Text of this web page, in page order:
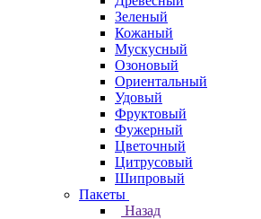
Зеленый
Кожаный
Мускусный
Озоновый
Ориентальный
Удовый
Фруктовый
Фужерный
Цветочный
Цитрусовый
Шипровый
Пакеты
Назад